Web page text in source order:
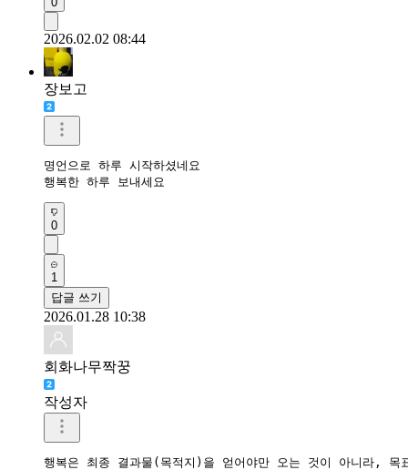
2026.02.02 08:44
장보고
명언으로 하루 시작하셨네요
행복한 하루 보내세요
0
1
답글 쓰기
2026.01.28 10:38
회화나무짝꿍
작성자
행복은 최종 결과물(목적지)을 얻어야만 오는 것이 아니라, 목